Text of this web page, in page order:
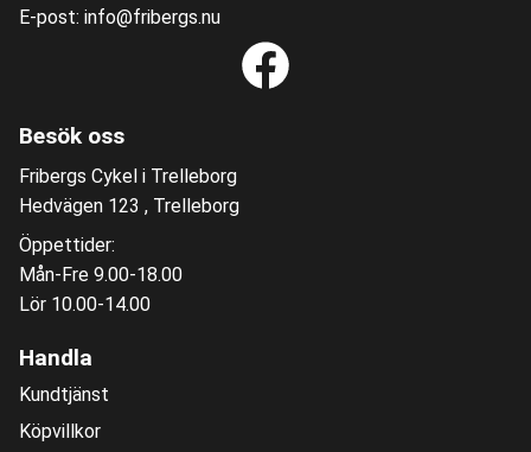
E-post: info@fribergs.nu
Besök oss
Fribergs Cykel i Trelleborg
Hedvägen 123 , Trelleborg
Öppettider:
Mån-Fre 9.00-18.00
Lör 10.00-14.00
Handla
Kundtjänst
Köpvillkor